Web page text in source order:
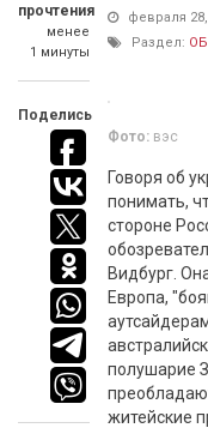
прочтения
менее
1 минуты
Поделись
февраля 28,
Раздел:
Фото: вэс
Говоря об
понимать,
стороне
Видбург.
Европа,
полушарие
житейские